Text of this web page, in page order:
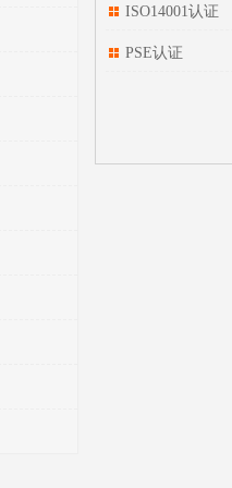
ISO14001认证
PSE认证